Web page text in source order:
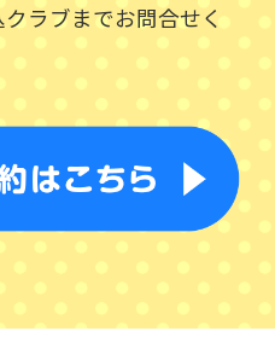
ラブまでお問合せく